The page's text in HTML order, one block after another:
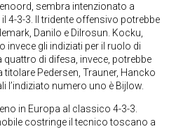
sembra intenzionato a
4-3-3. Il tridente offensivo potrebbe
Danilo e Dilrosun. Kocku,
invece gli indiziati per il ruolo di
di difesa, invece, potrebbe
Pedersen, Trauner, Hancko
l’indiziato numero uno è Bijlow.
in Europa al classico 4-3-3.
costringe il tecnico toscano a